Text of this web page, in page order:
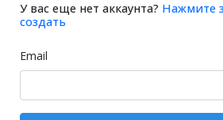
У вас еще нет аккаунта? Нажмите
создать
Email